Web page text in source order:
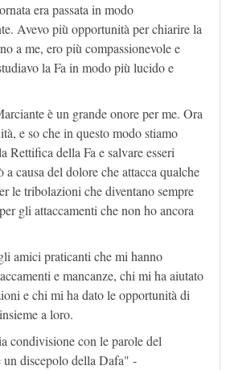
era passata in modo
Avevo più opportunità per chiarire la
a me, ero più compassionevole e
la Fa in modo più lucido e
è un grande onore per me. Ora
e so che in questo modo stiamo
Rettifica della Fa e salvare esseri
causa del dolore che attacca qualche
le tribolazioni che diventano sempre
gli attaccamenti che non ho ancora
amici praticanti che mi hanno
e mancanze, chi mi ha aiutato
e chi mi ha dato le opportunità di
a loro.
condivisione con le parole del
discepolo della Dafa" -